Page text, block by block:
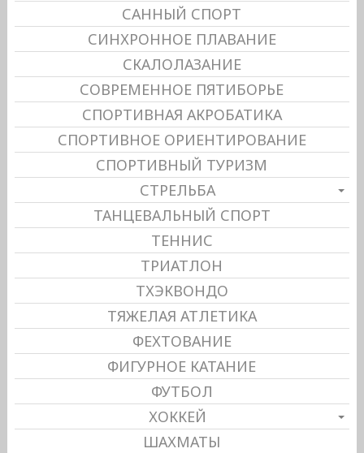
САННЫЙ СПОРТ
СИНХРОННОЕ ПЛАВАНИЕ
СКАЛОЛАЗАНИЕ
СОВРЕМЕННОЕ ПЯТИБОРЬЕ
СПОРТИВНАЯ АКРОБАТИКА
СПОРТИВНОЕ ОРИЕНТИРОВАНИЕ
СПОРТИВНЫЙ ТУРИЗМ
СТРЕЛЬБА
ТАНЦЕВАЛЬНЫЙ СПОРТ
ТЕННИС
ТРИАТЛОН
ТХЭКВОНДО
ТЯЖЕЛАЯ АТЛЕТИКА
ФЕХТОВАНИЕ
ФИГУРНОЕ КАТАНИЕ
ФУТБОЛ
ХОККЕЙ
ШАХМАТЫ